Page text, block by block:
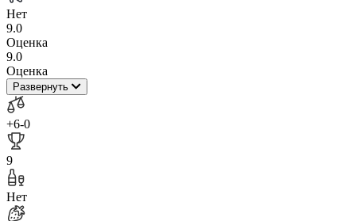
Нет
9.0
Оценка
9.0
Оценка
Развернуть
+6-0
9
Нет